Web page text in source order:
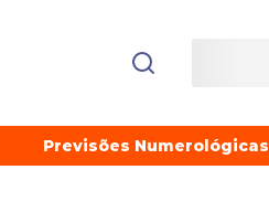
Previsões Numerológicas